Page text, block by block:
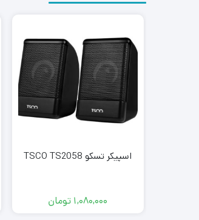
اسپیکر تسکو TSCO TS2058
1,080,000 تومان